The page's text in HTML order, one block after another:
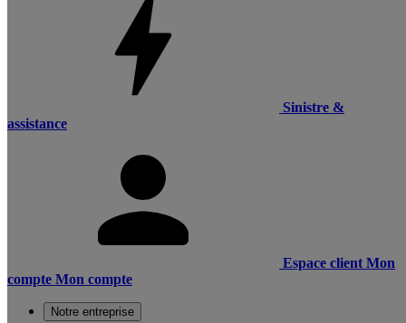
Sinistre &
assistance
Espace client Mon
compte Mon compte
Notre entreprise